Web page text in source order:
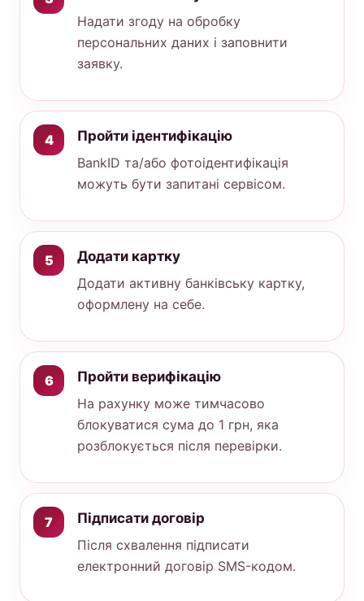
Надати згоду на обробку
персональних даних і заповнити
заявку.
Пройти ідентифікацію
BankID та/або фотоідентифікація
можуть бути запитані сервісом.
Додати картку
Додати активну банківську картку,
оформлену на себе.
Пройти верифікацію
На рахунку може тимчасово
блокуватися сума до 1 грн, яка
розблокується після перевірки.
Підписати договір
Після схвалення підписати
електронний договір SMS-кодом.